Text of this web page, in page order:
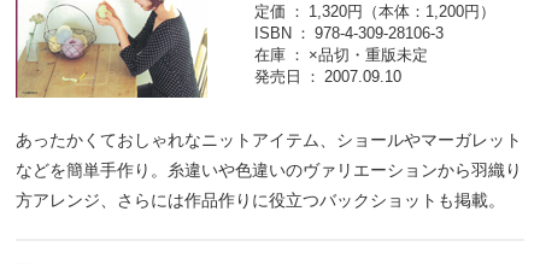
定価
1,320円（本体：1,200円）
ISBN
978-4-309-28106-3
在庫
×品切・重版未定
発売日
2007.09.10
あったかくておしゃれなニットアイテム、ショールやマーガレット
などを簡単手作り。糸違いや色違いのヴァリエーションから羽織り
方アレンジ、さらには作品作りに役立つバックショットも掲載。